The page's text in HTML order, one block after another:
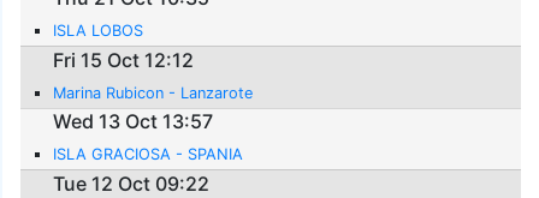
ISLA LOBOS
Fri 15 Oct 12:12
Marina Rubicon - Lanzarote
Wed 13 Oct 13:57
ISLA GRACIOSA - SPANIA
Tue 12 Oct 09:22